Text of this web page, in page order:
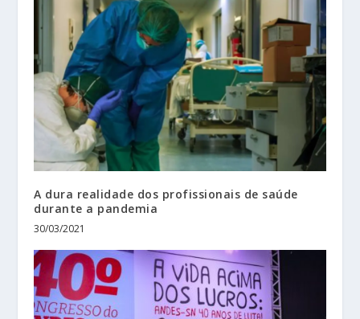
A dura realidade dos profissionais de saúde
durante a pandemia
30/03/2021